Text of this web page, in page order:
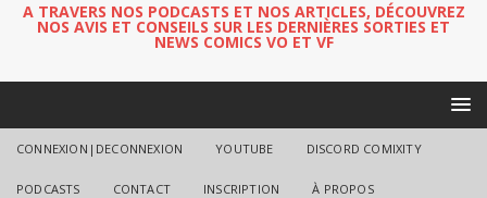
A TRAVERS NOS PODCASTS ET NOS ARTICLES, DÉCOUVREZ
NOS AVIS ET CONSEILS SUR LES DERNIÈRES SORTIES ET
NEWS COMICS VO ET VF
CONNEXION|DECONNEXION YOUTUBE DISCORD COMIXITY
PODCASTS CONTACT INSCRIPTION À PROPOS